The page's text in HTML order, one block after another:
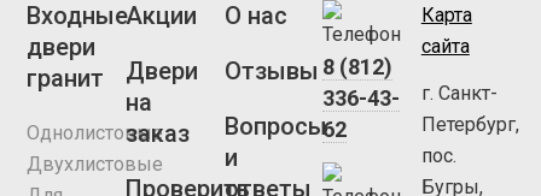
Входные
двери
гранит
Однолистовые
Двухлистовые
Акции
Двери
на
заказ
Проверить
О нас
Отзывы
Вопросы
и
ответы
8 (812)
336-43-
62
Карта
сайта
г. Санкт-
Петербург,
пос.
Бугры,